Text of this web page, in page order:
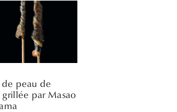
peau de
par Masao